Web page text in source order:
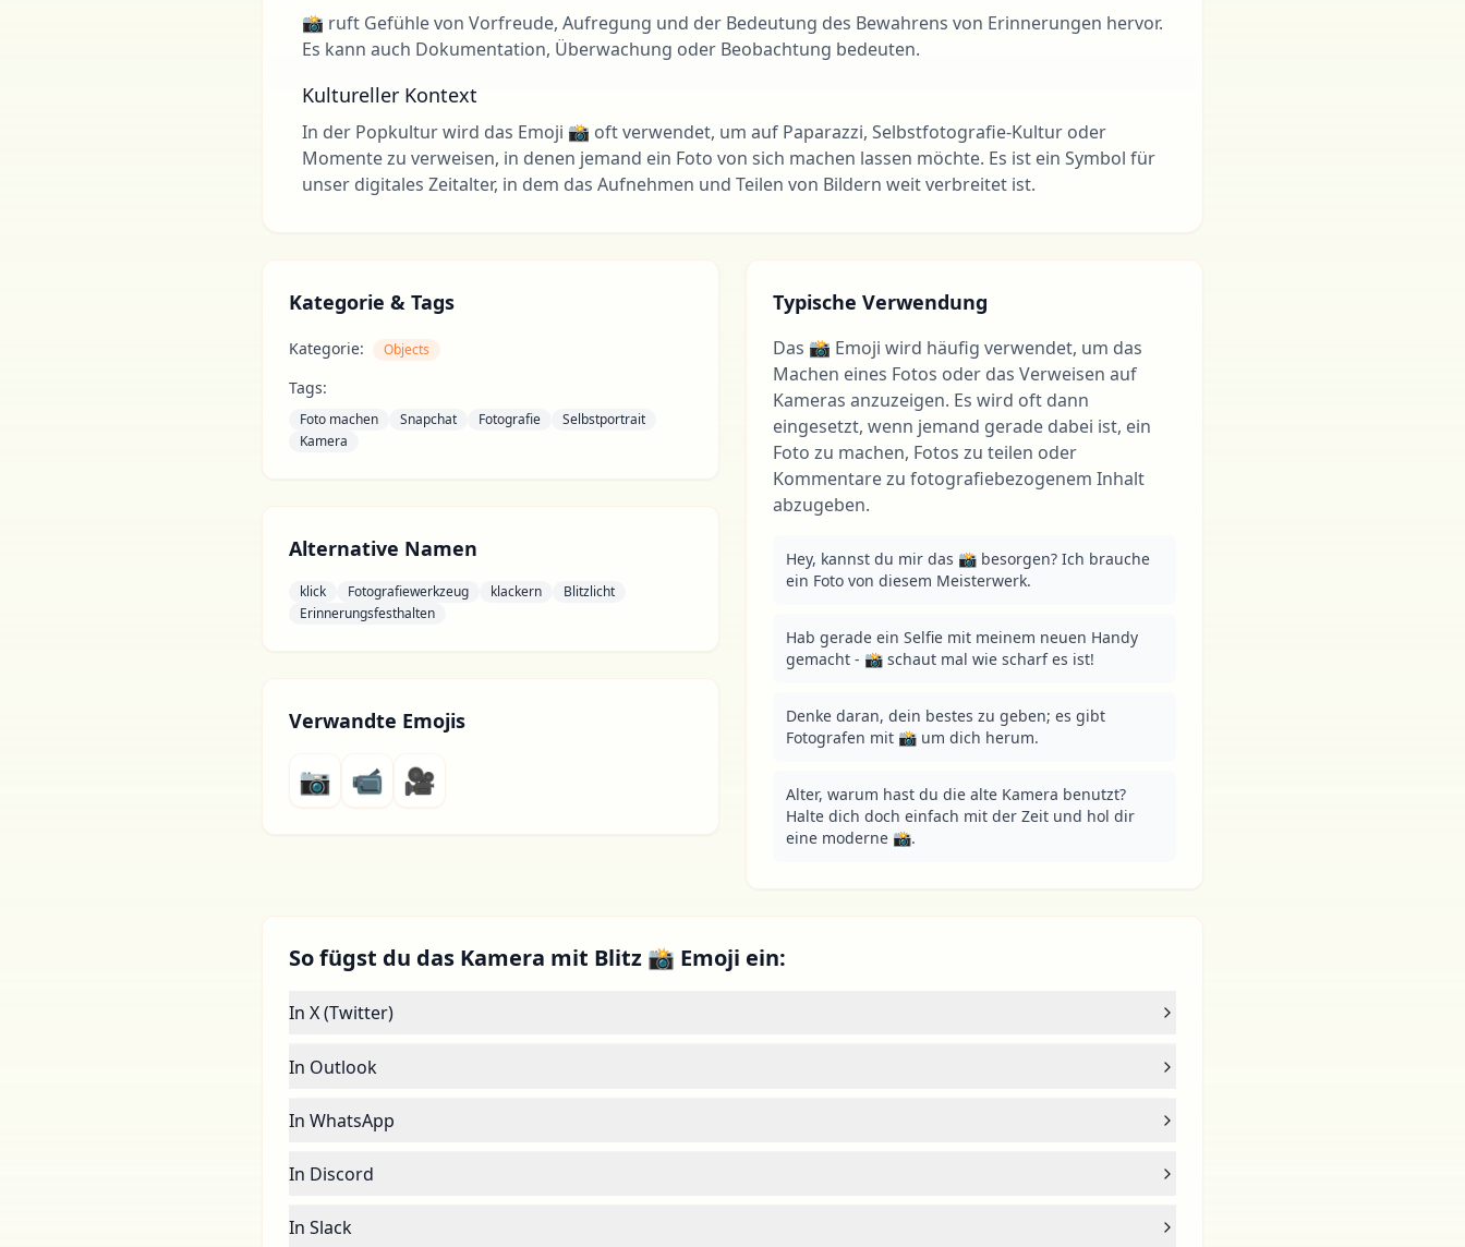
📸 ruft Gefühle von Vorfreude, Aufregung und der Bedeutung des Bewahrens von Erinnerungen hervor.
Es kann auch Dokumentation, Überwachung oder Beobachtung bedeuten.
Kultureller Kontext
In der Popkultur wird das Emoji 📸 oft verwendet, um auf Paparazzi, Selbstfotografie-Kultur oder
Momente zu verweisen, in denen jemand ein Foto von sich machen lassen möchte. Es ist ein Symbol für
unser digitales Zeitalter, in dem das Aufnehmen und Teilen von Bildern weit verbreitet ist.
Kategorie & Tags
Kategorie: Objects
Tags:
Foto machen Snapchat Fotografie
Selbstportrait
Kamera
Alternative Namen
klick Fotografiewerkzeug klackern
Blitzlicht
Erinnerungsfesthalten
Verwandte Emojis
📷 📹 🎥
Typische Verwendung
Das 📸 Emoji wird häufig verwendet, um das
Machen eines Fotos oder das Verweisen auf
Kameras anzuzeigen. Es wird oft dann
eingesetzt, wenn jemand gerade dabei ist, ein
Foto zu machen, Fotos zu teilen oder
Kommentare zu fotografiebezogenem Inhalt
abzugeben.
Hey, kannst du mir das 📸 besorgen? Ich brauche
ein Foto von diesem Meisterwerk.
Hab gerade ein Selfie mit meinem neuen Handy
gemacht - 📸 schaut mal wie scharf es ist!
Denke daran, dein bestes zu geben; es gibt
Fotografen mit 📸 um dich herum.
Alter, warum hast du die alte Kamera benutzt?
Halte dich doch einfach mit der Zeit und hol dir
eine moderne 📸.
So fügst du das Kamera mit Blitz 📸 Emoji ein:
In X (Twitter)
In Outlook
In WhatsApp
In Discord
In Slack